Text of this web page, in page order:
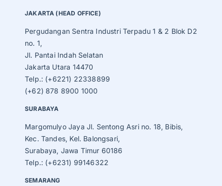
JAKARTA (HEAD OFFICE)
Pergudangan Sentra Industri Terpadu 1 & 2 Blok D2
no. 1,
Jl. Pantai Indah Selatan
Jakarta Utara 14470
Telp.: (+6221) 22338899
(+62) 878 8900 1000
SURABAYA
Margomulyo Jaya Jl. Sentong Asri no. 18, Bibis,
Kec. Tandes, Kel. Balongsari,
Surabaya, Jawa Timur 60186
Telp.: (+6231) 99146322
SEMARANG